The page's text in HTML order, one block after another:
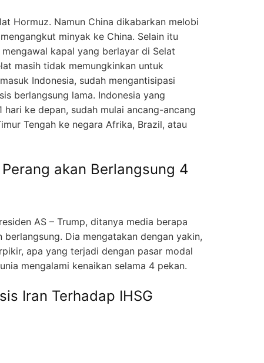
Hormuz. Namun China dikabarkan melobi
minyak ke China. Selain itu
kapal yang berlayar di Selat
masih tidak memungkinkan untuk
Indonesia, sudah mengantisipasi
berlangsung lama. Indonesia yang
ke depan, sudah mulai ancang-ancang
Tengah ke negara Afrika, Brazil, atau
akan Berlangsung 4
AS – Trump, ditanya media berapa
berlangsung. Dia mengatakan dengan yakin,
apa yang terjadi dengan pasar modal
mengalami kenaikan selama 4 pekan.
Iran Terhadap IHSG